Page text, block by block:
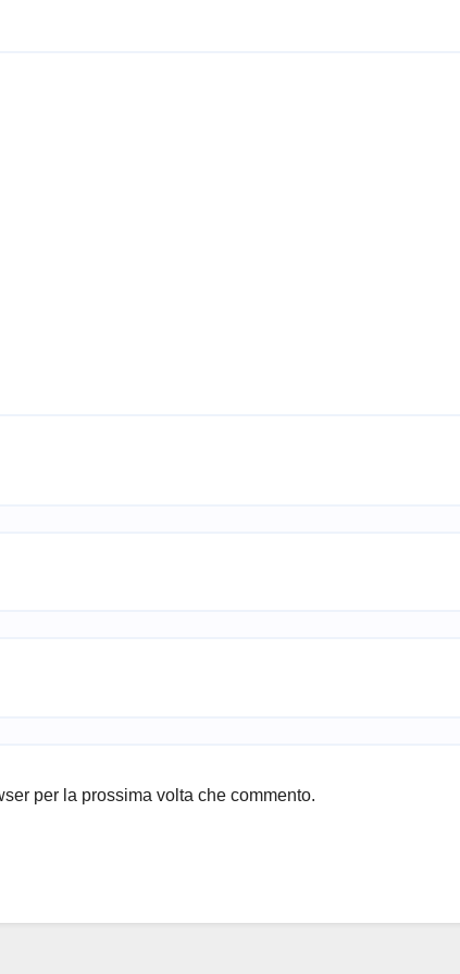
per la prossima volta che commento.